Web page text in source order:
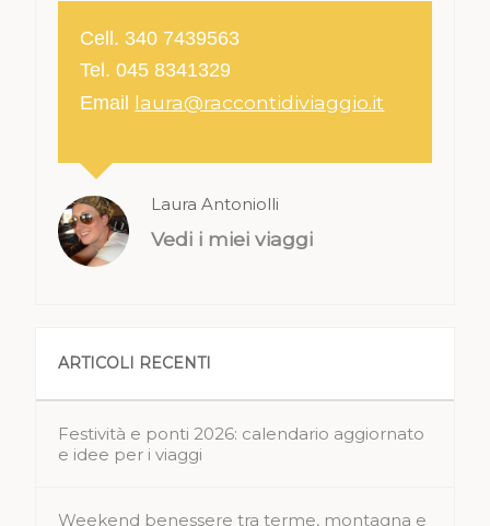
Cell. 340 7439563
Tel. 045 8341329
Email laura@raccontidiviaggio.it
Laura Antoniolli
Vedi i miei viaggi
ARTICOLI RECENTI
Festività e ponti 2026: calendario aggiornato
e idee per i viaggi
Weekend benessere tra terme, montagna e